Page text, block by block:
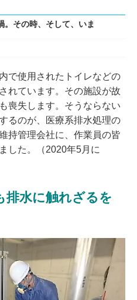
。その時、そして、いま
で使用されたトイレなどの
れています。その施設が故
喪失します。そうならない
るのが、医療系排水処理の
持管理会社に、作業員の皆
した。（2020年5月に
排水に触れざるを